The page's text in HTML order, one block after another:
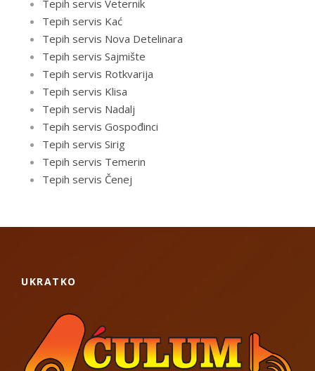
Tepih servis Veternik
Tepih servis Kać
Tepih servis Nova Detelinara
Tepih servis Sajmište
Tepih servis Rotkvarija
Tepih servis Klisa
Tepih servis Nadalj
Tepih servis Gospođinci
Tepih servis Sirig
Tepih servis Temerin
Tepih servis Čenej
UKRATKO